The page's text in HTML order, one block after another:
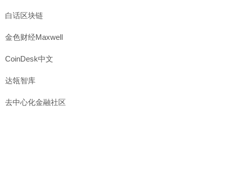
白话区块链
金色财经Maxwell
CoinDesk中文
达瓴智库
去中心化金融社区